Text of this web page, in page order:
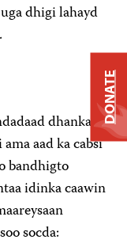
dhigi lahayd
dhanka
aad ka cabsi
bandhigto
idinka caawin
socda:
DONATE